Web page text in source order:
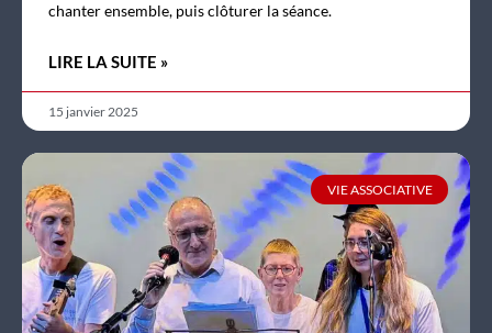
chanter ensemble, puis clôturer la séance.
LIRE LA SUITE »
15 janvier 2025
VIE ASSOCIATIVE